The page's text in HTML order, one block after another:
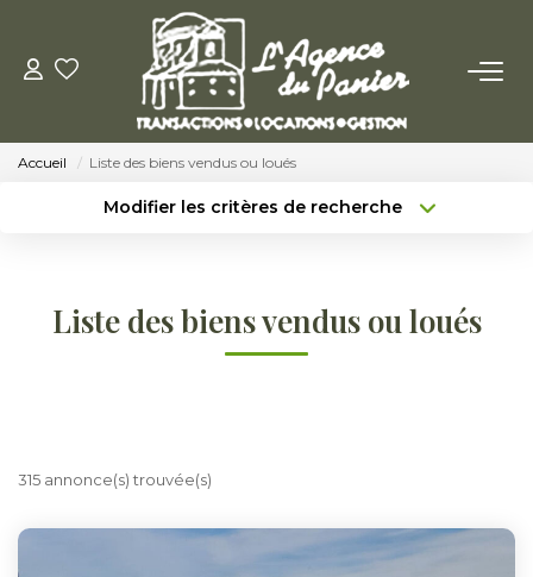
ACHETER
Nos Conseils Pour Acquérir
Louer
ESTIMER
Accueil Liste des biens vendus ou loués
Modifier les critères de recherche
Sélectionnez...
Surface min
Liste des biens vendus ou loués
315 annonce(s) trouvée(s)